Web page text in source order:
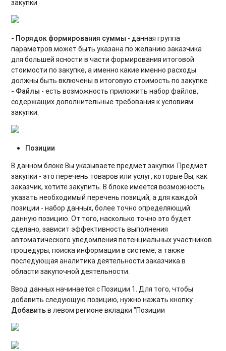
закупки
- Порядок формирования суммы - данная группа
параметров может быть указана по желанию заказчика
для большей ясности в части формирования итоговой
стоимости по закупке, а именно какие именно расходы
должны быть включены в итоговую стоимость по закупке.
- Файлы - есть возможность приложить набор файлов,
содержащих дополнительные требования к условиям
закупки.
Позиции
В данном блоке Вы указываете предмет закупки. Предмет
закупки - это перечень товаров или услуг, которые Вы, как
заказчик, хотите закупить. В блоке имеется возможность
указать необходимый перечень позиций, а для каждой
позиции - набор данных, более точно определяющий
данную позицию. От того, насколько точно это будет
сделано, зависит эффективность выполнения
автоматического уведомления потенциальных участников
процедуры, поиска информации в системе, а также
последующая аналитика деятельности заказчика в
области закупочной деятельности.
Ввод данных начинается с Позиции 1. Для того, чтобы
добавить следующую позицию, нужно нажать кнопку
Добавитьв левом регионе вкладки "Позиции